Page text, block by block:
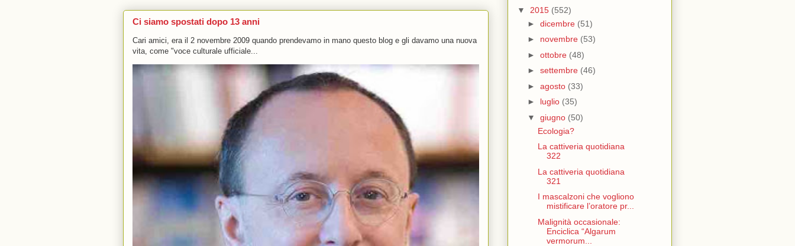
Ci siamo spostati dopo 13 anni
Cari amici, era il 2 novembre 2009 quando prendevamo in mano questo blog e gli davamo una nuova
vita, come "voce culturale ufficiale...
▼ 2015 (552)
► dicembre (51)
► novembre (53)
► ottobre (48)
► settembre (46)
► agosto (33)
► luglio (35)
▼ giugno (50)
Ecologia?
La cattiveria quotidiana
322
La cattiveria quotidiana
321
I mascalzoni che vogliono
mistificare l’oratore pr...
Malignità occasionale:
Enciclica “Algarum
vermorum...